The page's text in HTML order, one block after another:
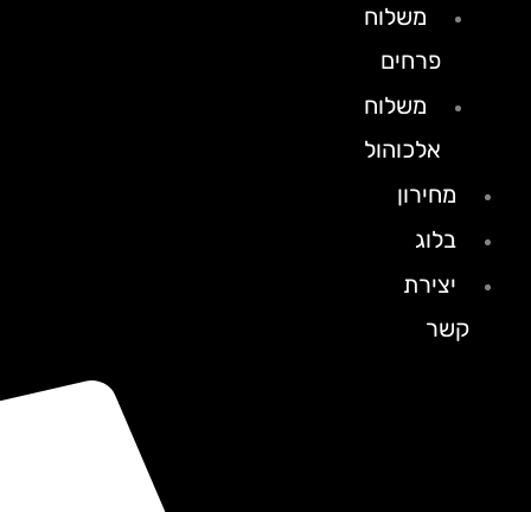
משלוח
פרחים
משלוח
אלכוהול
מחירון
בלוג
יצירת
קשר